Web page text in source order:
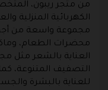
من متجر ريبون،
الكهربائية المنزلية
مجموعة واسعة من
محضرات الطعام،
العناية بالشعر مثل
التصفيف المتنوعة،
للعناية بالبشرة